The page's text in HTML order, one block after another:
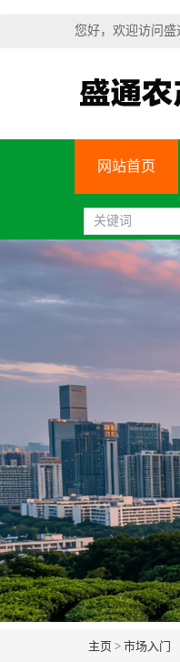
您好，欢迎访问盛
网站首页
主页 > 市场入门